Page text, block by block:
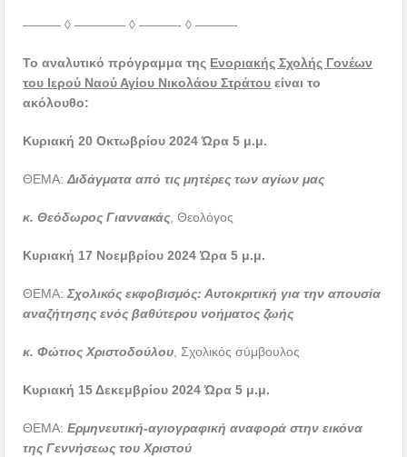
——— ◊ ———— ◊ ———- ◊ ———-
Το αναλυτικό πρόγραμμα της Ενοριακής Σχολής Γονέων
του Ιερού Ναού Αγίου Νικολάου Στράτου είναι το
ακόλουθο:
Κυριακή 20 Οκτωβρίου 2024 Ώρα 5 μ.μ.
ΘΕΜΑ:Διδάγματα από τις μητέρες των αγίων μας
κ. Θεόδωρος Γιαννακάς , Θεολόγος
Κυριακή 17 Νοεμβρίου 2024 Ώρα 5 μ.μ.
ΘΕΜΑ: Σχολικός εκφοβισμός: Αυτοκριτική για την απουσία
αναζήτησης ενός βαθύτερου νοήματος ζωής
κ. Φώτιος Χριστοδούλου , Σχολικός σύμβουλος
Κυριακή 15 Δεκεμβρίου 2024 Ώρα 5 μ.μ.
ΘΕΜΑ:Ερμηνευτική-αγιογραφική αναφορά στην εικόνα
της Γεννήσεως του Χριστού